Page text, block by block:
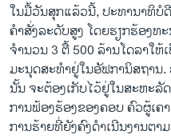
ໃນມື້ວັນສຸກແລ້ວນີ້, ປະທານາທິບໍ
ຄໍາສັ່ງລະດັບສູງ ໂດຍຮຽກຮ້ອງທ
ຈໍານວນ 3 ຕື້ 500 ລ້ານໂດລາໃ
ມະນຸດສະທໍາຢູ່ໃນອັຟການິສຖານ.
ນັ້ນ ຈະຕ້ອງເກັບໄວ້ຢູ່ໃນສະຫະລັ
ການຟ້ອງຮ້ອງຂອງຄອບ ຄົວຜູ້ເຄ
ການຮ້າຍທີ່ຍັງຄົງດໍາເນີນງານຕ